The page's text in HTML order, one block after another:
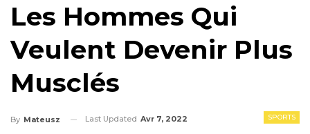
Les Hommes Qui
Veulent Devenir Plus
Musclés
SPORTS
By Mateusz Last Updated Avr 7, 2022